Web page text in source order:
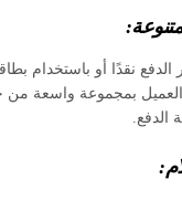
الدفع نقدًا أو باستخدام
العميل بمجموعة واسعة من
الدفع.